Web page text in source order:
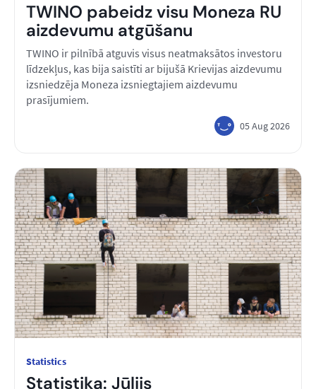
TWINO pabeidz visu Moneza RU
aizdevumu atgūšanu
TWINO ir pilnībā atguvis visus neatmaksātos investoru
līdzekļus, kas bija saistīti ar bijušā Krievijas aizdevumu
izsniedzēja Moneza izsniegtajiem aizdevumu
prasījumiem.
05 Aug 2026
Statistics
Statistika: Jūlijs